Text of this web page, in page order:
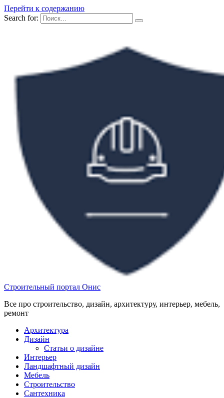
Перейти к содержанию
Search for:
Строительный портал Онис
Все про строительство, дизайн, архитектуру, интерьер, мебель,
ремонт
Архитектура
Дизайн
Статьи о дизайне
Интерьер
Ландшафтный дизайн
Мебель
Строительство
Сантехника